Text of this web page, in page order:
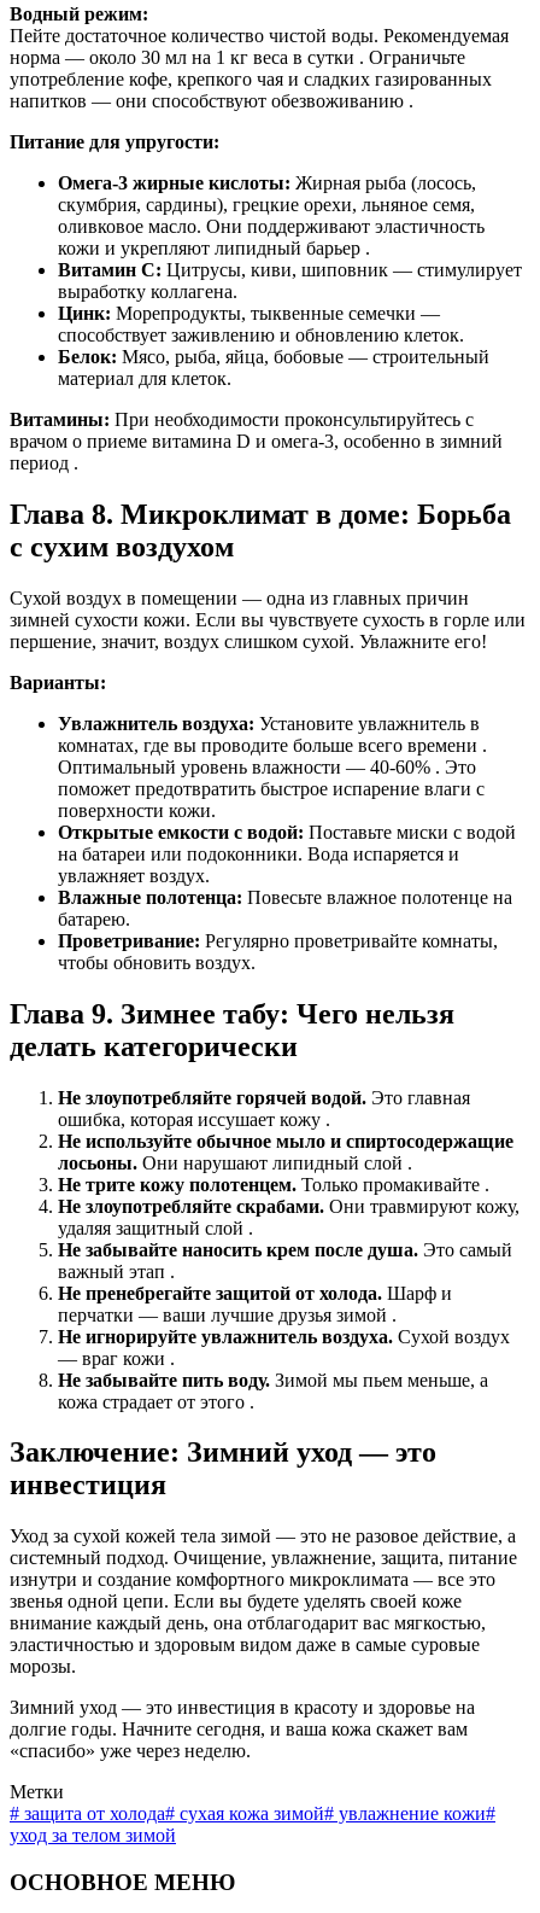
Водный режим:
Пейте достаточное количество чистой воды. Рекомендуемая
норма — около 30 мл на 1 кг веса в сутки . Ограничьте
употребление кофе, крепкого чая и сладких газированных
напитков — они способствуют обезвоживанию .
Питание для упругости:
Омега-3 жирные кислоты: Жирная рыба (лосось,
скумбрия, сардины), грецкие орехи, льняное семя,
оливковое масло. Они поддерживают эластичность
кожи и укрепляют липидный барьер .
Витамин С: Цитрусы, киви, шиповник — стимулирует
выработку коллагена.
Цинк: Морепродукты, тыквенные семечки —
способствует заживлению и обновлению клеток.
Белок: Мясо, рыба, яйца, бобовые — строительный
материал для клеток.
Витамины: При необходимости проконсультируйтесь с
врачом о приеме витамина D и омега-3, особенно в зимний
период .
Глава 8. Микроклимат в доме: Борьба
с сухим воздухом
Сухой воздух в помещении — одна из главных причин
зимней сухости кожи. Если вы чувствуете сухость в горле или
першение, значит, воздух слишком сухой. Увлажните его!
Варианты:
Увлажнитель воздуха: Установите увлажнитель в
комнатах, где вы проводите больше всего времени .
Оптимальный уровень влажности — 40-60% . Это
поможет предотвратить быстрое испарение влаги с
поверхности кожи.
Открытые емкости с водой: Поставьте миски с водой
на батареи или подоконники. Вода испаряется и
увлажняет воздух.
Влажные полотенца: Повесьте влажное полотенце на
батарею.
Проветривание: Регулярно проветривайте комнаты,
чтобы обновить воздух.
Глава 9. Зимнее табу: Чего нельзя
делать категорически
Не злоупотребляйте горячей водой. Это главная
ошибка, которая иссушает кожу .
Не используйте обычное мыло и спиртосодержащие
лосьоны. Они нарушают липидный слой .
Не трите кожу полотенцем. Только промакивайте .
Не злоупотребляйте скрабами. Они травмируют кожу,
удаляя защитный слой .
Не забывайте наносить крем после душа. Это самый
важный этап .
Не пренебрегайте защитой от холода. Шарф и
перчатки — ваши лучшие друзья зимой .
Не игнорируйте увлажнитель воздуха. Сухой воздух
— враг кожи .
Не забывайте пить воду. Зимой мы пьем меньше, а
кожа страдает от этого .
Заключение: Зимний уход — это
инвестиция
Уход за сухой кожей тела зимой — это не разовое действие, а
системный подход. Очищение, увлажнение, защита, питание
изнутри и создание комфортного микроклимата — все это
звенья одной цепи. Если вы будете уделять своей коже
внимание каждый день, она отблагодарит вас мягкостью,
эластичностью и здоровым видом даже в самые суровые
морозы.
Зимний уход — это инвестиция в красоту и здоровье на
долгие годы. Начните сегодня, и ваша кожа скажет вам
«спасибо» уже через неделю.
Метки
# защита от холода# сухая кожа зимой# увлажнение кожи#
уход за телом зимой
ОСНОВНОЕ МЕНЮ